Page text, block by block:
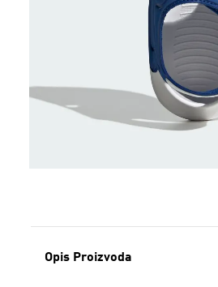
Opis Proizvoda